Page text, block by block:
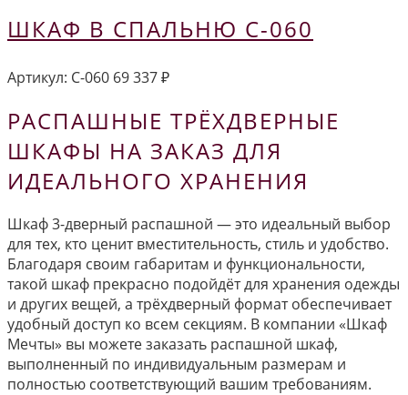
ШКАФ В СПАЛЬНЮ С-060
Артикул: С-060 69 337₽
РАСПАШНЫЕ ТРЁХДВЕРНЫЕ
ШКАФЫ НА ЗАКАЗ ДЛЯ
ИДЕАЛЬНОГО ХРАНЕНИЯ
Шкаф 3-дверный распашной — это идеальный выбор
для тех, кто ценит вместительность, стиль и удобство.
Благодаря своим габаритам и функциональности,
такой шкаф прекрасно подойдёт для хранения одежды
и других вещей, а трёхдверный формат обеспечивает
удобный доступ ко всем секциям. В компании «Шкаф
Мечты» вы можете заказать распашной шкаф,
выполненный по индивидуальным размерам и
полностью соответствующий вашим требованиям.